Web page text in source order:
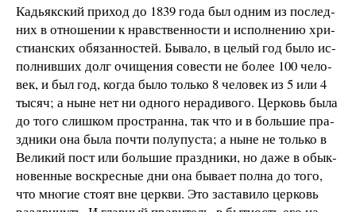
Ка­дь­як­с­кий при­ход до 1839 го­да был од­ним из по­след­
них в от­но­ше­нии к нрав­ст­вен­но­с­ти и ис­пол­не­нию хри­
с­ти­ан­ских обя­зан­но­с­тей. Бы­ва­ло, в це­лыйгод бы­ло ис­
пол­нив­ших долг очи­ще­ния со­ве­с­ти не бо­лее 100 че­ло­
век, и был год, ког­да бы­ло толь­ко 8 че­ло­век из 5 или 4
ты­сяч; а ны­не нет ни од­но­го не­ра­ди­во­го. Цер­ковь бы­ла
до то­го слиш­ком про­ст­ран­на, так что и в бо­ль­шие пра­
зд­ни­ки она бы­ла поч­ти по­лу­пу­с­та; а ны­не не толь­ко в
Ве­ли­кий пост или боль­шие пра­зд­ни­ки, но да­же в обык­
но­вен­ные вос­крес­ные дни она бы­ва­ет пол­на до то­го,
что мнoгие сто­ят вне церк­ви. Это за­ста­ви­ло цер­ковь